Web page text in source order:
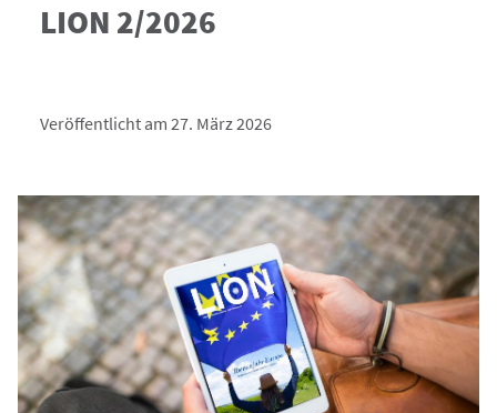
LION 2/2026
Veröffentlicht am 27. März 2026